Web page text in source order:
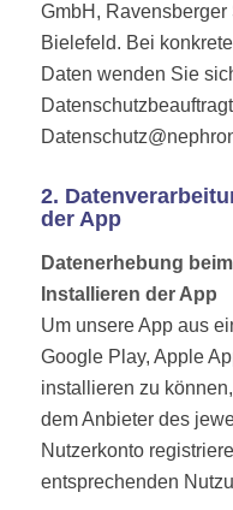
GmbH,
Bielefeld. Bei
Daten wenden Sie
2.
der App
Datenerhebung
Installieren der App
Um unsere App aus
Google Play, Apple
installieren zu
dem Anbieter des
Nutzerkonto
entsprechenden